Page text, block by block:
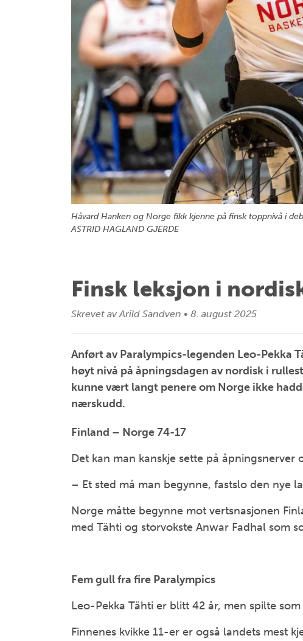
Håvard Hanken og Norge fikk kjenne på finsk toppnivå i
ASTRID HAGLAND GJERDE
Finsk leksjon i
Skrevet av Arild Sandven • 8. august 2025
Anført av Paralympics-legenden Leo-Pekka
høyt nivå på åpningsdagen av nordisk i
kunne vært langt penere om Norge ikke
nærskudd.
Finland – Norge 74-17
Det kan man kanskje sette på åpningsnerver
– Et sted må man begynne, fastslo den nye
Norge måtte begynne mot vertsnasjonen
med Tähti og storvokste Anwar Fadhal som
Fem gull fra fire Paralympics
Leo-Pekka Tähti er blitt 42 år, men spilte
Finnenes kvikke 11-er er også landets mest